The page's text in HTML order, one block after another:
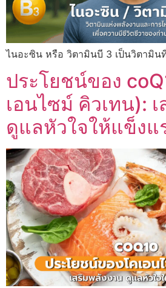
ไนอะซิน หรือ วิตามินบี 3 เป็นวิตามิน
ประโยชน์ของ
เอนไซม์ คิวเทน):
ดูแลหัวใจให้แข็งแ